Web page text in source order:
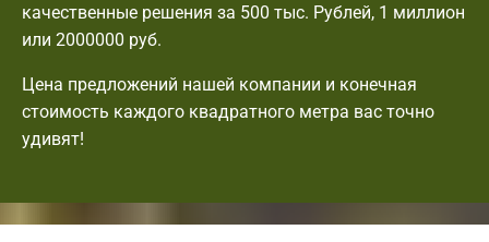
качественные решения за 500 тыс. Рублей, 1 миллион
или 2000000 руб.
Цена предложений нашей компании и конечная
стоимость каждого квадратного метра вас точно
удивят!